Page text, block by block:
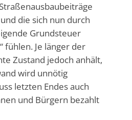
die sich nun durch
Grundsteuer
fühlen. Je länger der
Zustand jedoch anhält,
wird unnötig
letzten Endes auch
und Bürgern bezahlt